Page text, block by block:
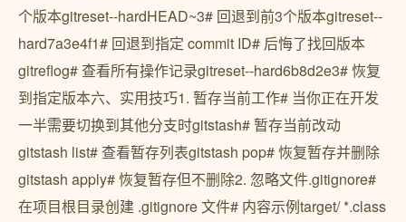
个版本gitreset--hardHEAD~3# 回退到前3个版本gitreset--
hard7a3e4f1# 回退到指定 commit ID# 后悔了找回版本
gitreflog# 查看所有操作记录gitreset--hard6b8d2e3# 恢复
到指定版本六、实用技巧1. 暂存当前工作# 当你正在开发
一半需要切换到其他分支时gitstash# 暂存当前改动
gitstash list# 查看暂存列表gitstash pop# 恢复暂存并删除
gitstash apply# 恢复暂存但不删除2. 忽略文件.gitignore#
在项目根目录创建 .gitignore 文件# 内容示例target/ *.class